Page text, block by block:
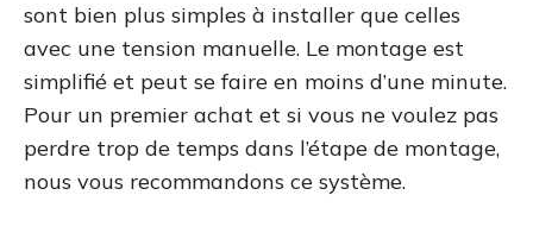
sont bien plus simples à installer que celles
avec une tension manuelle. Le montage est
simplifié et peut se faire en moins d’une minute.
Pour un premier achat et si vous ne voulez pas
perdre trop de temps dans l’étape de montage,
nous vous recommandons ce système.